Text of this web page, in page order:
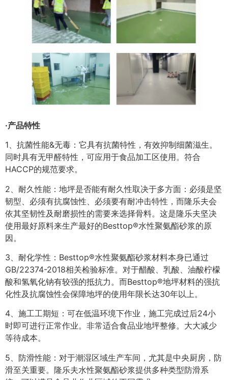
·产品特性
1、抗菌性能&无毒：它具有抗菌特性，有效抑制细菌滋生。
同时具有无甲醛特性，可应用于食品加工区使用。符合
HACCP的规范要求。
2、耐久性能：地坪是否能有耐久性取决于多方面：必须是坚
韧型、必须有抗腐蚀性、必须要有耐冲击特性，而隆乐夫会
依其坚韧性及耐磨损性的需要来选择骨料。这是隆乐夫坚决
使用最好原料来生产最好的Besttop®水性聚氨酯砂浆的原
因。
3、耐化学性：Besttop®水性聚氨酯砂浆材料本身已通过
GB/22374-2018相关检验标准。对于醋酸、乳酸、油酸柠檬
酸和氢氧化钠有较强的抵抗力。而Besttop®地坪材料的强抗
化性及抗腐蚀性会保障地坪的使用年限长达30年以上。
4、施工工期短：可在低温环境下作业，施工完成过后24小
时即可进行正常作业。非常适合食品业地坪整修。大大减少
等待成本。
5、防滑性能：对于潮湿区域生产车间，尤其是中央厨房，防
滑至关重要。隆乐夫水性聚氨酯砂浆提供多种类型防滑系